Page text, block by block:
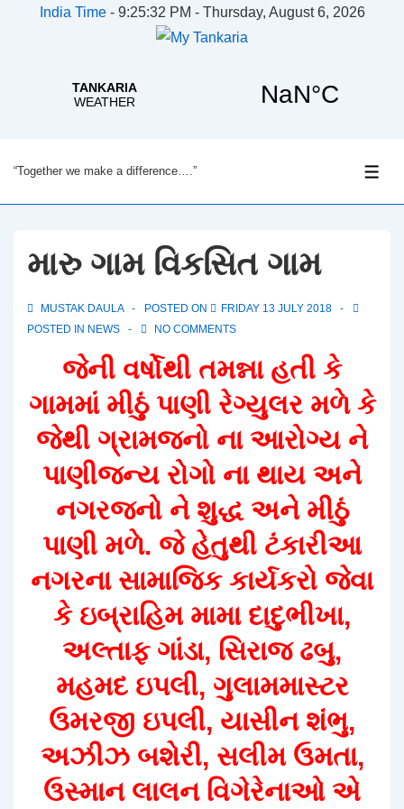
India Time- 9:25:33 PM - Thursday, August 6, 2026
Skip
to
Content
“Together we make a difference….”
મારુ ગામ વિકસિત ગામ
MUSTAK DAULA POSTED ON
FRIDAY 13 JULY 2018
POSTED IN NEWS NO COMMENTS
જેની વર્ષોથી તમન્ના હતી કે
ગામમાં મીઠું પાણી રેગ્યુલર મળે કે
જેથી ગ્રામજનો ના આરોગ્ય ને
પાણીજન્ય રોગો ના થાય અને
નગરજનો ને શુદ્ધ અને મીઠું
પાણી મળે. જે હેતુથી ટંકારીઆ
નગરના સામાજિક કાર્યકરો જેવા
કે ઇબ્રાહિમ મામા દાદુભીખા,
અલ્તાફ ગાંડા, સિરાજ ઢબુ,
મહમદ ઇપલી, ગુલામમાસ્ટર
ઉમરજી ઇપલી, યાસીન શંભુ,
અઝીઝ બશેરી, સલીમ ઉમતા,
ઉસ્માન લાલન વિગેરેનાઓ એ